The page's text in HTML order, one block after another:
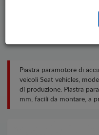
Piastra paramotore di
veicoli Seat vehicles,
di produzione. Piastra
mm, facili da montare, a